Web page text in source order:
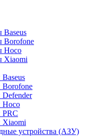
Baseus
Borofone
Hoco
Xiaomi
Borofone
Defender
Hoco
PRC
Xiaomi
устройства (АЗУ)